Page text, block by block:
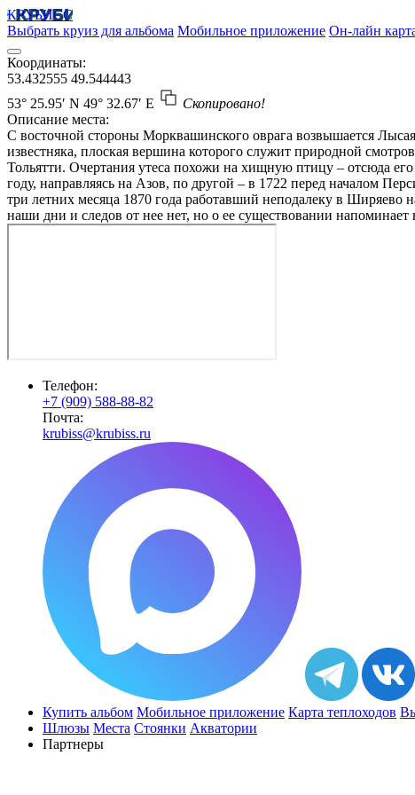
КРУБИСС
Выбрать круиз для альбома Мобильное приложение Он-лайн
Координаты:
53.432555 49.544443
53° 25.95′ N 49° 32.67′ E
Скопировано!
Описание места:
С восточной стороны Морквашинского оврага возвышается
известняка, плоская вершина которого служит природной
Тольятти. Очертания утеса похожи на хищную птицу – отсюда
году, направляясь на Азов, по другой – в 1722 перед началом
три летних месяца 1870 года работавший неподалеку в Ширяево
наши дни и следов от нее нет, но о ее существовании напоминает
Телефон:
+7 (909) 588-88-82
Почта:
krubiss@krubiss.ru
Купить альбом Мобильное приложение Карта теплоходов
Шлюзы Места Стоянки Акватории
Партнеры